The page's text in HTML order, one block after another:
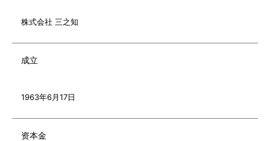
株式会社 三之知
成立
1963年6月17日
资本金